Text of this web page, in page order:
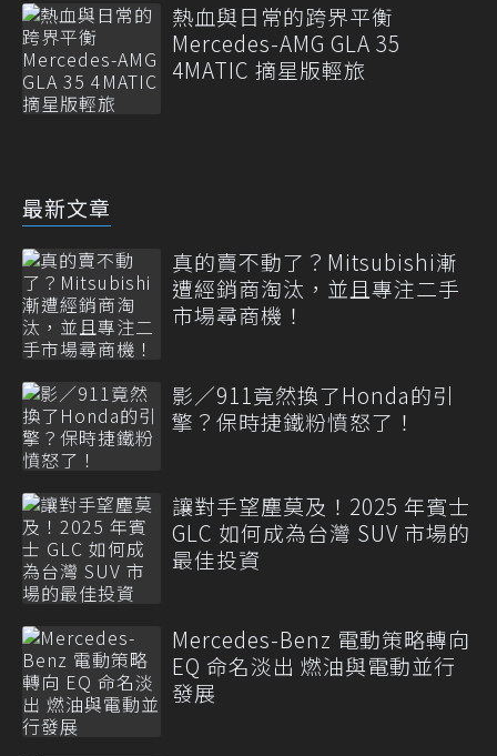
熱血與日常的跨界平衡
Mercedes-AMG GLA 35
4MATIC 摘星版輕旅
最新文章
真的賣不動了？Mitsubishi漸
遭經銷商淘汰，並且專注二手
市場尋商機！
影／911竟然換了Honda的引
擎？保時捷鐵粉憤怒了！
讓對手望塵莫及！2025 年賓士
GLC 如何成為台灣 SUV 市場的
最佳投資
Mercedes-Benz 電動策略轉向
EQ 命名淡出 燃油與電動並行
發展